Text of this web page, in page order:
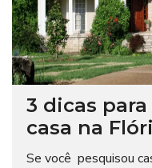
3 dicas
casa na
Se você pesquisou